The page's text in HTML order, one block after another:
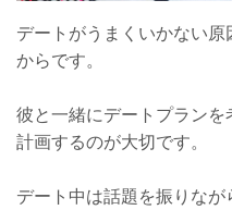
デートがうまくいかない
からです。
彼と一緒にデートプラン
計画するのが大切です。
デート中は話題を振りな